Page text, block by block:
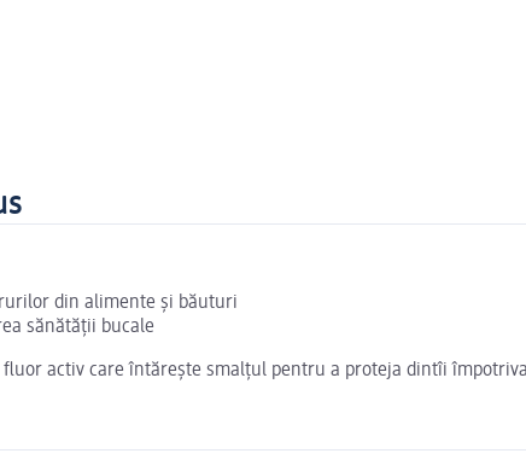
din alimente și băuturi
sănătății bucale
fluor activ care întărește smalțul pentru a proteja dintîi